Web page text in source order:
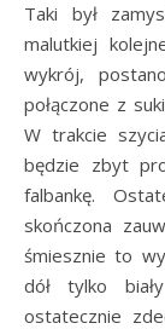
Taki był
malutkiej
wykrój,
połączone z
W trakcie
będzie zbyt
falbankę.
skończona
śmiesznie to
dół tylko
ostatecznie